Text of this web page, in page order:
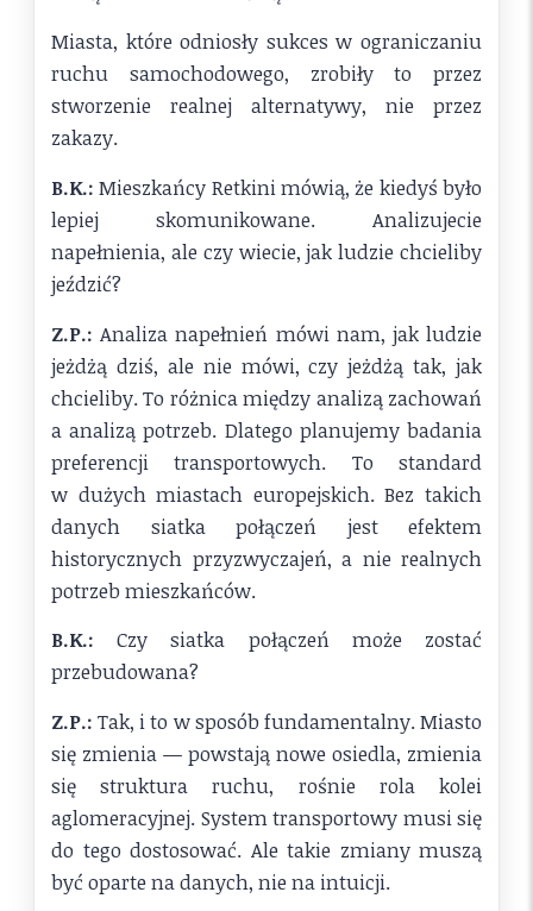
Miasta, które odniosły sukces w ograniczaniu
ruchu samochodowego, zrobiły to przez
stworzenie realnej alternatywy, nie przez
zakazy.
B.K.: Mieszkańcy Retkini mówią, że kiedyś było
lepiej skomunikowane. Analizujecie
napełnienia, ale czy wiecie, jak ludzie chcieliby
jeździć?
Z.P.: Analiza napełnień mówi nam, jak ludzie
jeżdżą dziś, ale nie mówi, czy jeżdżą tak, jak
chcieliby. To różnica między analizą zachowań
a analizą potrzeb. Dlatego planujemy badania
preferencji transportowych. To standard
w dużych miastach europejskich. Bez takich
danych siatka połączeń jest efektem
historycznych przyzwyczajeń, a nie realnych
potrzeb mieszkańców.
B.K.: Czy siatka połączeń może zostać
przebudowana?
Z.P.: Tak, i to w sposób fundamentalny. Miasto
się zmienia — powstają nowe osiedla, zmienia
się struktura ruchu, rośnie rola kolei
aglomeracyjnej. System transportowy musi się
do tego dostosować. Ale takie zmiany muszą
być oparte na danych, nie na intuicji.